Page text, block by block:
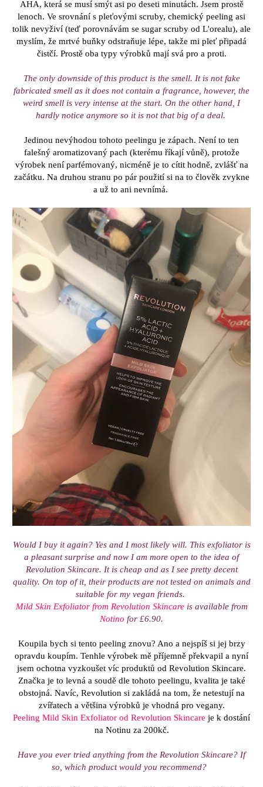
AHA, která se musí smýt asi po deseti minutách. Jsem prostě
lenoch. Ve srovnání s pleťovými scruby, chemický peeling asi
tolik nevyživí (teď porovnávám se sugar scruby od L'orealu), ale
myslím, že mrtvé buňky odstraňuje lépe, takže mi pleť připadá
čistčí. Prostě oba typy výrobků mají svá pro a proti.
The only downside of this product is the smell. It is not fake
fabricated smell as it does not contain a fragrance, however, the
weird smell is very intense at the start. On the other hand, I
hardly notice anymore so it is not that big of a deal.
Jedinou nevýhodou tohoto peelingu je zápach. Není to ten
falešný aromatizovaný pach (kterému říkají vůně), protože
výrobek není parfémovaný, nicméně je to cítit hodně, zvlášť na
začátku. Na druhou stranu po pár použití si na to člověk zvykne
a už to ani nevnímá.
Would I buy it again? Yes and I most likely will. This exfoliator is
a pleasant surprise and now I am more open to the idea of
Revolution Skincare. It is cheap and as I see pretty decent
quality. On top of it, their products are not tested on animals and
suitable for my vegan friends.
Mild Skin Exfoliator from Revolution Skincareis available from
Notino for £6.90.
Koupila bych si tento peeling znovu? Ano a nejspíš si jej brzy
opravdu koupím. Tenhle výrobek mě příjemně překvapil a nyní
jsem ochotna vyzkoušet víc produktů od Revolution Skincare.
Značka je to levná a soudě dle tohoto peelingu, kvalita je také
obstojná. Navíc, Revolution si zakládá na tom, že netestují na
zvířatech a většina výrobků je vhodná pro vegany.
Peeling Mild Skin Exfoliator od Revolution Skincare je k dostání
na Notinu za 200kč.
Have you ever tried anything from the Revolution Skincare? If
so, which product would you recommend?